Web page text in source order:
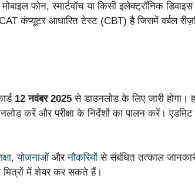
मोबाइल फोन, स्मार्टवॉच या किसी इलेक्ट्रॉनिक
कंप्यूटर आधारित टेस्ट (CBT) है जिसमें वर्बल
12 नवंबर 2025 से डाउनलोड के लिए जारी होगा।
करें और परीक्षा के निर्देशों का पालन करें।
,योजनाओं औरनौकरियोंसे संबंधित तत्काल
मित्रों में शेयर कर सकते हैं।